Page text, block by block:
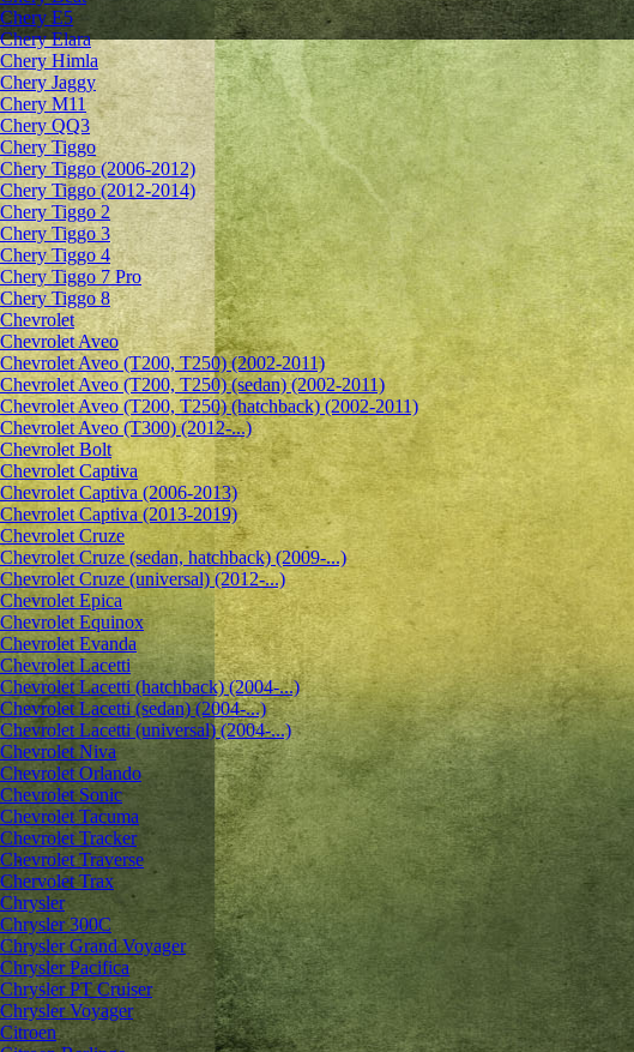
Chery E5
Chery Elara
Chery Himla
Chery Jaggy
Chery M11
Chery QQ3
Chery Tiggo
Chery Tiggo (2006-2012)
Chery Tiggo (2012-2014)
Chery Tiggo 2
Chery Tiggo 3
Chery Tiggo 4
Chery Tiggo 7 Pro
Chery Tiggo 8
Chevrolet
Сhevrolet Aveo
Chevrolet Aveo (T200, T250) (2002-2011)
Chevrolet Aveo (T200, T250) (sedan) (2002-2011)
Chevrolet Aveo (T200, T250) (hatchback) (2002-2011)
Chevrolet Aveo (T300) (2012-...)
Chevrolet Bolt
Chevrolet Captiva
Chevrolet Captiva (2006-2013)
Chevrolet Captiva (2013-2019)
Chevrolet Cruze
Chevrolet Cruze (sedan, hatchback) (2009-...)
Chevrolet Cruze (universal) (2012-...)
Chevrolet Epiсa
Chevrolet Equinox
Chevrolet Evanda
Chevrolet Lacetti
Chevrolet Lacetti (hatchback) (2004-...)
Chevrolet Lacetti (sedan) (2004-...)
Chevrolet Lacetti (universal) (2004-...)
Chevrolet Niva
Chevrolet Orlando
Chevrolet Sonic
Chevrolet Tacuma
Chevrolet Tracker
Chevrolet Traverse
Chervolet Trax
Chrysler
Chrysler 300C
Chrysler Grand Voyager
Chrysler Pacifica
Chrysler PT Cruiser
Chrysler Voyager
Citroen